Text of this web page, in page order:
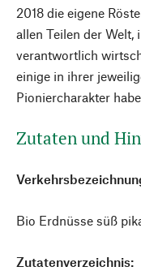
2018 die eigene
allen Teilen der Welt,
verantwortlich
einige in ihrer
Pioniercharakter
Zutaten und
Bio Erdnüsse süß
Zutatenverzeichnis: